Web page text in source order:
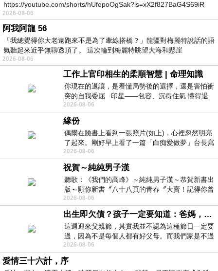
https://youtube.com/shorts/hUfepoOgSak?is=xX2f827BaG4S69iR
https
2026-08-06
阿我阿龍 56
「我總覺得你大老遠跑來不是為了牽線搭橋？」龍疆對梅麗特說話的語
氣聽起來近乎無聊透頂了。 這次輪到梅麗特眺望大海和懸崖
2026-08-06
工作上官印相生的柔順智慧 | 命理知識
你現在的退讓，是看懂局勢後的選擇，還是害怕衝
突的自我委屈 印星——包容、沉得住氣 懂得退
一步觀察，不會
2026-08-06
緣份
偶爾在臉書上看到一張照片(如上)，心裡忽然明亮
了起來。剛好早上看了一篇「白痴愛做夢」台長寫
的貼文，在回顧年輕時瘋狂愛上
2026-08-06
祝賀～純純男子漢
聽歌：《我們的高峰》～純純男子漢～恭賀新書出
版～願你新書〞八十八頁的青春〞大賣！記得你曾
經在我的版留言…「好讚的圖^^感覺大家
2026-08-06
出生即欠債？孩子一定要知道：爸媽，其實我不欠你們
這週迎來父親節，其實我並不認為這種節日一定要
過，因為不是每個人都有好父母。而我們家是不過
節的，平時也沒什麼儀式感，生活趨近冷
2026-08-06
愛情三十六計，序